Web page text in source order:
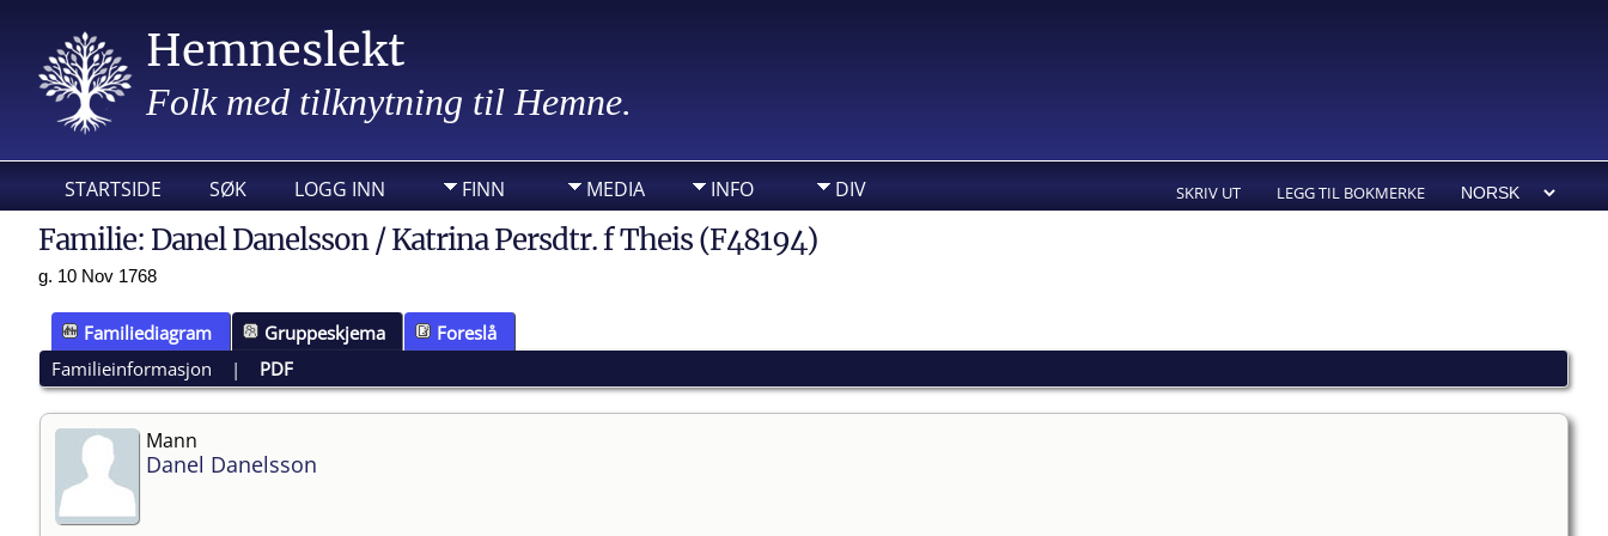
Hemneslekt
Folk med tilknytning til Hemne.
STARTSIDE SØK LOGG INN FINN MEDIA INFO DIV SKRIV UT LEGG TIL BOKMERKE
Familie: Danel Danelsson / Katrina Persdtr. f Theis (F48194)
g. 10 Nov 1768
Familiediagram Gruppeskjema
Foreslå
Familieinformasjon | PDF
Mann
Danel Danelsson